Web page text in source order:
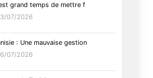
grand temps de mettre f
07/2026
: Une mauvaise gestion
07/2026